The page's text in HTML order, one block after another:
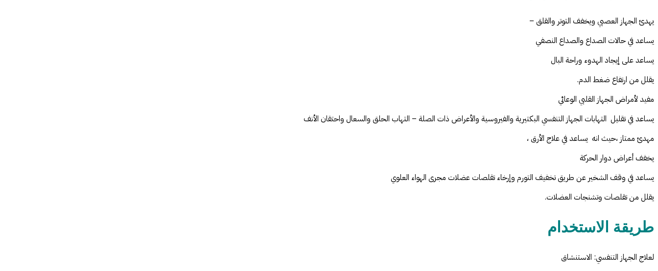
يهدئ الجهاز العصبي ويخفف التوتر والقلق –
يساعد في حالات الصداع والصداع النصفي
يساعد على إيجاد الهدوء وراحة البال
يقلل من ارتفاع ضغط الدم.
مفيد لأمراض الجهاز القلبي الوعائي
يساعد في تقليل التهابات الجهاز التنفسي البكتيرية والفيروسية والأعراض ذات الصلة – التهاب الحلق والسعال واحتقان الأنف
مهدئ ممتاز ،حيث انه يساعد في علاج الأرق ،
يخفف أعراض دوار الحركة
يساعد في وقف الشخير عن طريق تخفيف التورم وإرخاء تقلصات عضلات مجرى الهواء العلوي
يقلل من تقلصات وتشنجات العضلات.
طريقة الاستخدام
لعلاج الجهاز التنفسي: الاستنشاق